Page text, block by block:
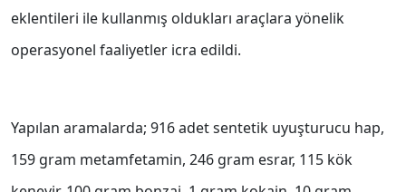
eklentileri ile kullanmış oldukları araçlara yönelik
operasyonel faaliyetler icra edildi.
Yapılan aramalarda; 916 adet sentetik uyuşturucu hap,
159 gram metamfetamin, 246 gram esrar, 115 kök